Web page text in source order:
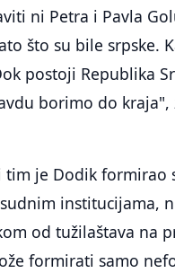
ni Petra i Pavla
što su bile srpske.
postoji Republika
borimo do
tim je Dodik
institucijama,
od tužilaštava na
formirati samo